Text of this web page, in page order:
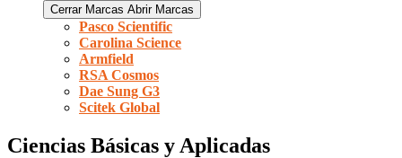
Cerrar Marcas Abrir Marcas
Pasco Scientific
Carolina Science
Armfield
RSA Cosmos
Dae Sung G3
Scitek Global
Ciencias Básicas y Aplicadas